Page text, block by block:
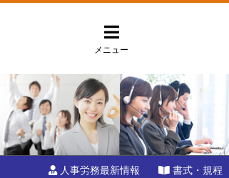
メニュー
人事労務最新情報 書式・規程